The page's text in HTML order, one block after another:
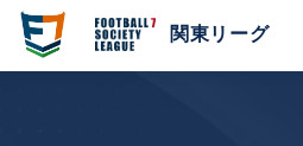
関東リーグ